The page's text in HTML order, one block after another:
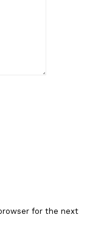
for the next